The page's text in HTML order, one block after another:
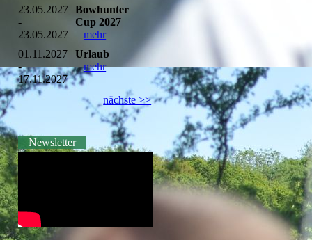
23.05.2027
-
23.05.2027
Bowhunter
Cup 2027
mehr
01.11.2027
-
17.11.2027
Urlaub
mehr
nächste >>
Newsletter